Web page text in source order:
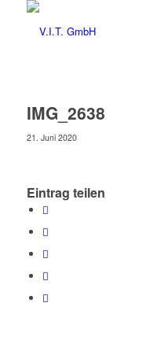
IMG_2638
21. Juni 2020
Eintrag teilen